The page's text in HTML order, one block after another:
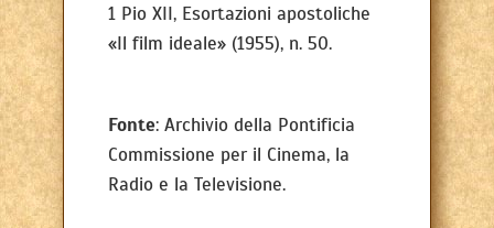
1 Pio XII, Esortazioni apostoliche
«Il film ideale» (1955), n. 50.
Fonte: Archivio della Pontificia
Commissione per il Cinema, la
Radio e la Televisione.